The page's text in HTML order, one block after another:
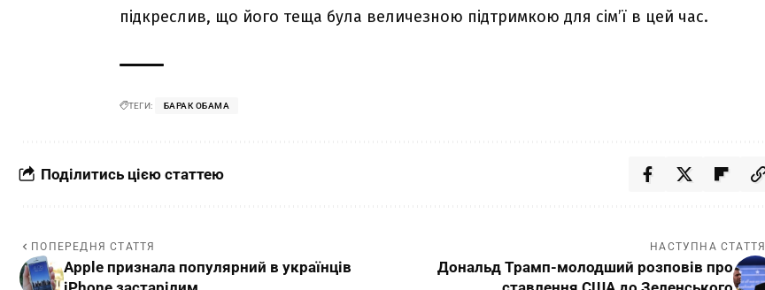
підкреслив, що його теща була величезною підтримкою для сім’ї в цей час.
ТЕГИ: БАРАК ОБАМА
Поділитись цією статтею
ПОПЕРЕДНЯ СТАТТЯ
Apple признала популярний в українців
НАСТУПНА СТАТТЯ
Дональд Трамп-молодший розповів про